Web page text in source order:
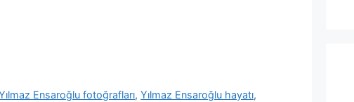
Ensaroğlu fotoğrafları,Yılmaz Ensaroğlu hayatı,